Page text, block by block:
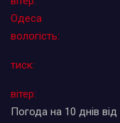
Одеса
вологість:
тиск:
вітер:
Погода на 10 днів від